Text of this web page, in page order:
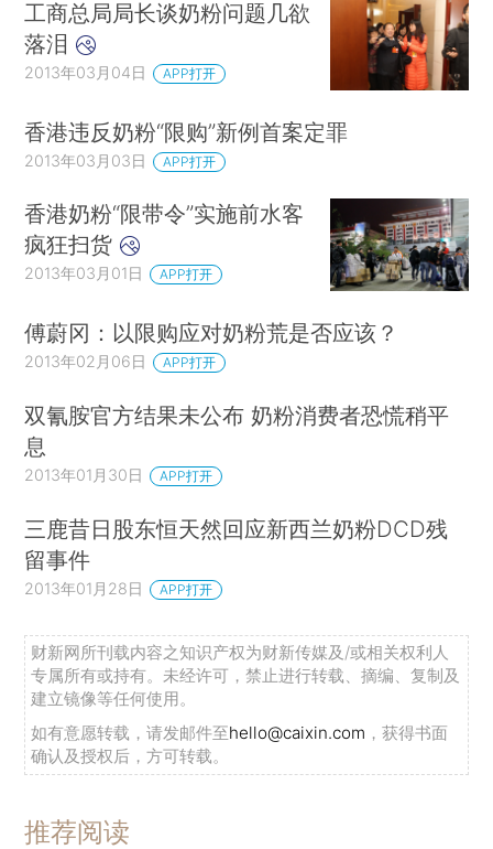
工商总局局长谈奶粉问题几欲
落泪
2013年03月04日 APP打开
香港违反奶粉“限购”新例首案定罪
2013年03月03日 APP打开
香港奶粉“限带令”实施前水客
疯狂扫货
2013年03月01日 APP打开
傅蔚冈：以限购应对奶粉荒是否应该？
2013年02月06日 APP打开
双氰胺官方结果未公布 奶粉消费者恐慌稍平
息
2013年01月30日 APP打开
三鹿昔日股东恒天然回应新西兰奶粉DCD残
留事件
2013年01月28日 APP打开
财新网所刊载内容之知识产权为财新传媒及/或相关权利人
专属所有或持有。未经许可，禁止进行转载、摘编、复制及
建立镜像等任何使用。
如有意愿转载，请发邮件至hello@caixin.com ，获得书面
确认及授权后，方可转载。
推荐阅读